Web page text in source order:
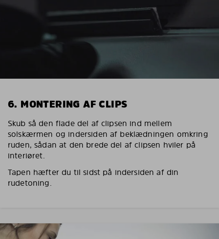
6. MONTERING AF CLIPS
Skub så den flade del af clipsen ind mellem
solskærmen og indersiden af beklædningen omkring
ruden, sådan at den brede del af clipsen hviler på
interiøret.
Tapen hæfter du til sidst på indersiden af din
rudetoning.